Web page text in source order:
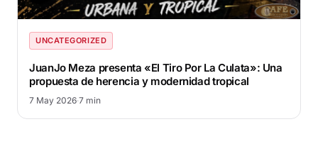
UNCATEGORIZED
JuanJo Meza presenta «El Tiro Por La Culata»: Una
propuesta de herencia y modernidad tropical
7 May 2026·7 min